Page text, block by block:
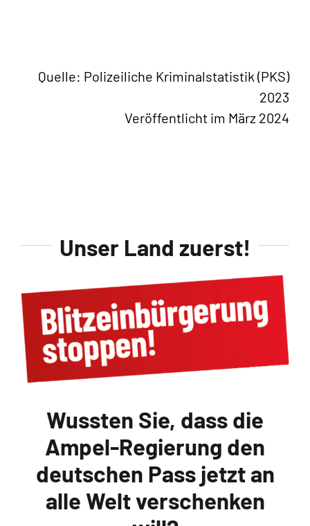
Quelle: Polizeiliche Kriminalstatistik (PKS)
2023
Veröffentlicht im März 2024
Unser Land zuerst!
Wussten Sie, dass die
Ampel-Regierung den
deutschen Pass jetzt an
alle Welt verschenken